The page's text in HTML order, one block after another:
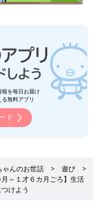
を毎日お届け
無料アプリ
ド
ゃんのお世話
遊び
～１才６カ月ごろ】生活
けよう